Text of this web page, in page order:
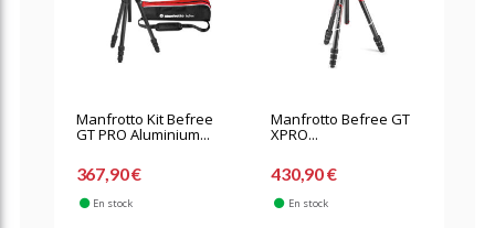
Manfrotto Kit Befree
GT PRO Aluminium...
367,90 €
En stock
Manfrotto Befree GT
XPRO...
430,90 €
En stock